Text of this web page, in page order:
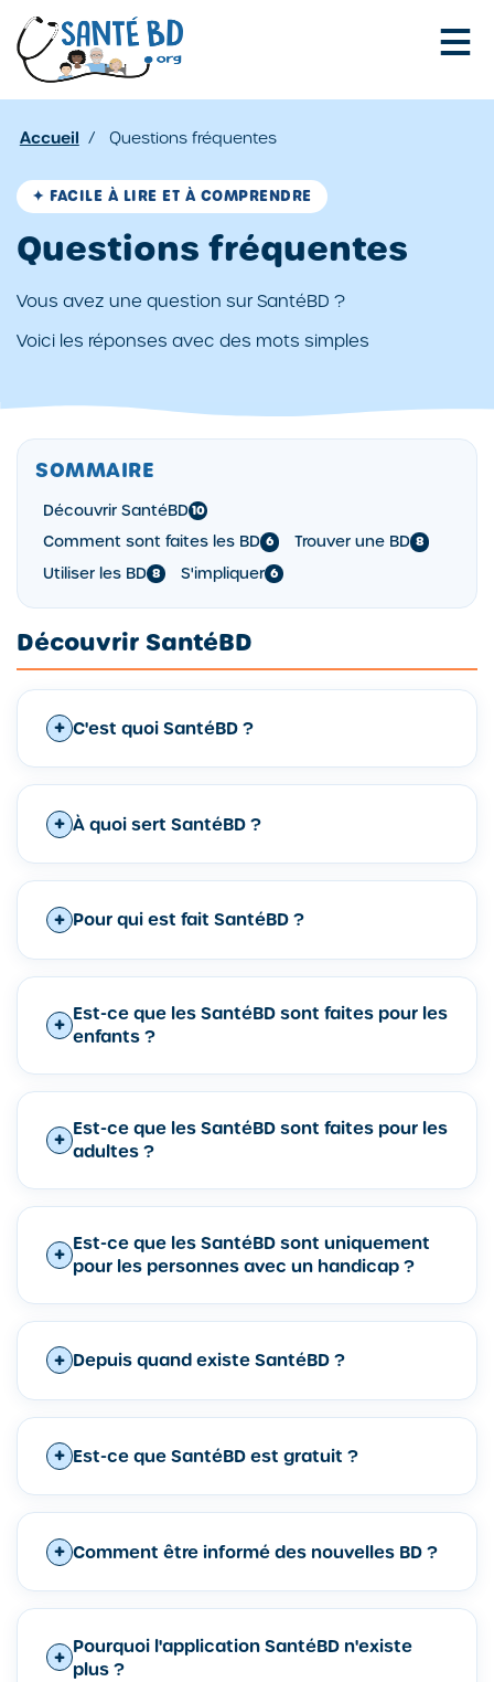
Je configure mes cookies
Accueil / Questions fréquentes
✦ FACILE À LIRE ET À COMPRENDRE
Questions fréquentes
Vous avez une question sur SantéBD ?
Voici les réponses avec des mots simples
SOMMAIRE
Découvrir SantéBD10
Comment sont faites les BD 6 Trouver une BD 8
Utiliser les BD 8 S'impliquer 6
Découvrir SantéBD
C'est quoi SantéBD ?
À quoi sert SantéBD ?
Pour qui est fait SantéBD ?
Est-ce que les SantéBD sont faites pour les
enfants ?
Est-ce que les SantéBD sont faites pour les
adultes ?
Est-ce que les SantéBD sont uniquement
pour les personnes avec un handicap ?
Depuis quand existe SantéBD ?
Est-ce que SantéBD est gratuit ?
Comment être informé des nouvelles BD ?
Pourquoi l'application SantéBD n'existe
plus ?